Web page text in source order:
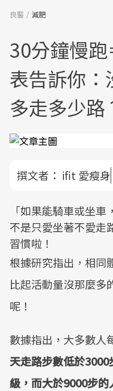
良醫 減肥
30分鐘慢
表告訴你：
多走多少路
撰文者： ifit 愛瘦身
「如果能騎車或坐
不是只愛坐著不愛走
習慣啦！
根據研究指出，相同
比起活動量沒那麼多
呢！
數據指出，大多數人
天走路步數低於
級，而大於9000步的